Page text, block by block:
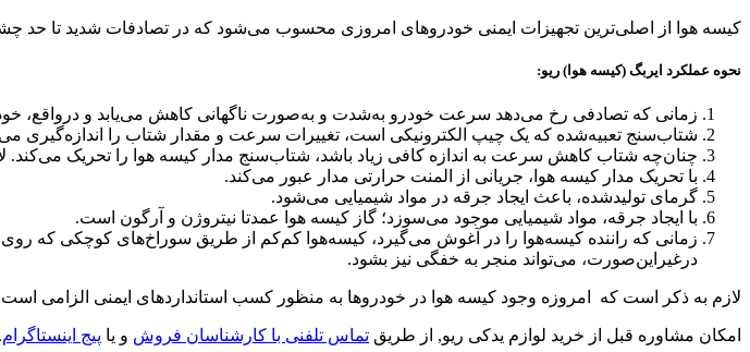
کیسه هوا از اصلی‌ترین تجهیزات ایمنی خودروهای امروزی محسوب می‌شود که در تصادفات شدید تا حد
نحوه عملکرد ایربگ (کیسه هوا) ریو:
زمانی که تصادفی رخ می‌دهد سرعت خودرو به‌شدت و به‌صورت ناگهانی کاهش می‌یابد و درواقع،
شتاب‌سنج تعبیه‌شده که یک چیپ الکترونیکی است، تغییرات سرعت و مقدار شتاب را اندازه‌گیری
چنان‌چه شتاب کاهش سرعت به اندازه کافی زیاد باشد، شتاب‌سنج مدار کیسه هوا را تحریک
با تحریک مدار کیسه هوا، جریانی از المنت حرارتی مدار عبور می‌کند.
گرمای تولیدشده، باعث ایجاد جرقه در مواد شیمیایی می‌شود.
با ایجاد جرقه، مواد شیمیایی موجود می‌سوزد؛ گاز کیسه هوا عمدتا نیتروژن و آرگون است.
زمانی که راننده کیسه‌هوا را در آغوش می‌گیرد، کیسه‌هوا کم‌کم از طریق سوراخ‌های کوچکی که روی
درغیراین‌صورت، می‌تواند منجر به خفگی نیز بشود.
لازم به ذکر است که امروزه وجود کیسه‌ هوا در خودروها به منظور کسب استانداردهای ایمنی الزامی
امکان مشاوره قبل از خرید لوازم یدکی ریو, از طریق تماس تلفنی با کارشناسان فروش و یا پیج اینستاگرام.